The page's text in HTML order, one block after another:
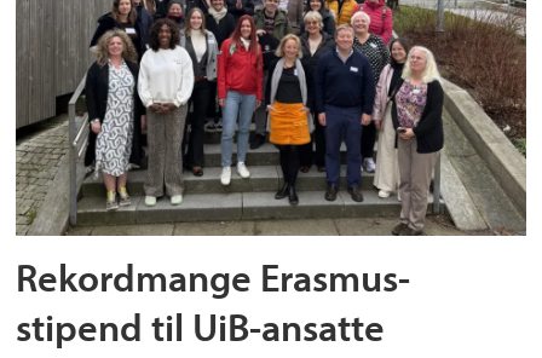
Rekordmange Erasmus-
stipend til UiB-ansatte